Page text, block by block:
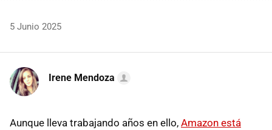
5 Junio 2025
Irene Mendoza
Aunque lleva trabajando años en ello, Amazon está